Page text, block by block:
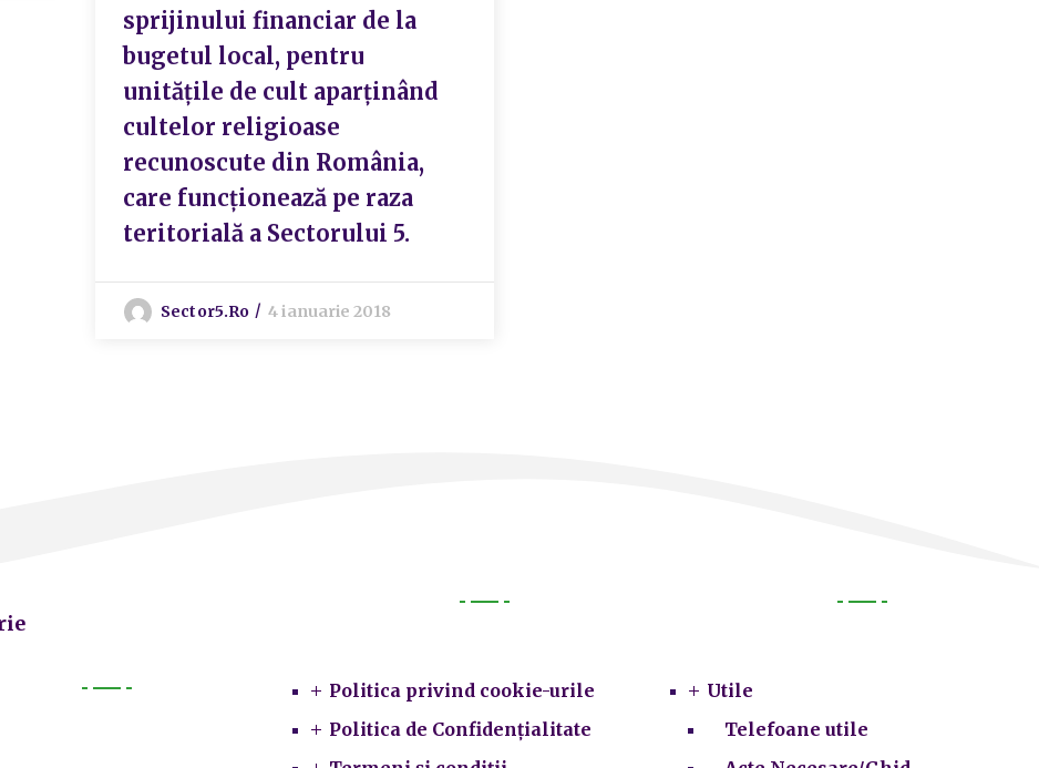
sprijinului financiar de la
bugetul local, pentru
unitățile de cult aparținând
cultelor religioase
recunoscute din România,
care funcționează pe raza
teritorială a Sectorului 5.
Sector5.ro 4 ianuarie 2018
Politica privind cookie-urile
Politica de Confidențialitate
Utile
Telefoane utile